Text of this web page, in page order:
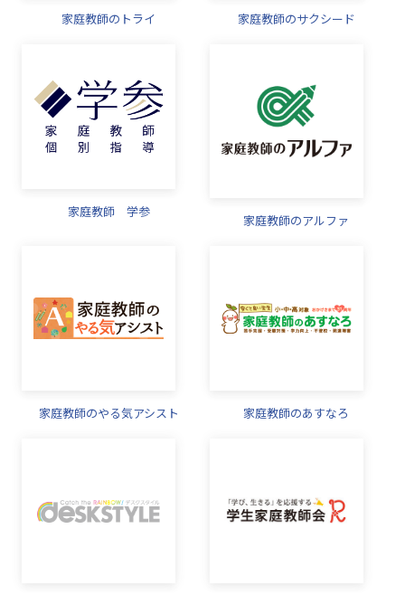
家庭教師のトライ 家庭教師のサクシード
家庭教師 学参
家庭教師のアルファ
家庭教師のやる気アシスト 家庭教師のあすなろ